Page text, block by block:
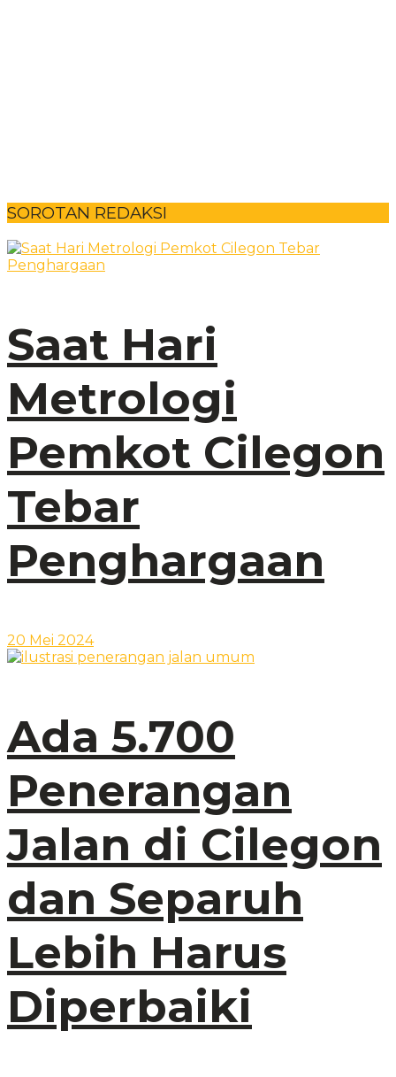
SOROTAN REDAKSI
Saat Hari
Metrologi
Pemkot Cilegon
Tebar
Penghargaan
20 Mei 2024
Ada 5.700
Penerangan
Jalan di Cilegon
dan Separuh
Lebih Harus
Diperbaiki